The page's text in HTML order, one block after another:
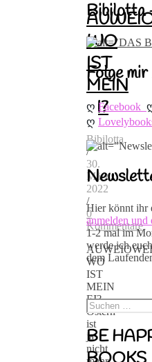
WO
IST
MEIN
EI?
Bibilotta
/
30.
März
2022
/
0
Kommentare
WO
IST
MEIN
EI?
Ostern
ist
ja
nicht
Bibilotta
Folge mir
ღ Facebook
ღ
Hier könnt ihr
anmelden und
1-2 mal im
werde ich
dem
BE